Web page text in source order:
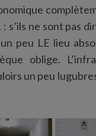
s’ils ne sont pas
peu LE lieu
oblige.
un peu